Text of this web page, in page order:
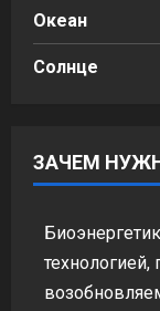
Океан
Солнце
ЗАЧЕМ